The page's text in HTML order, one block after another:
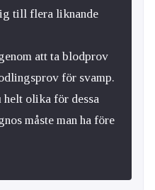
till flera liknande
att ta blodprov
för svamp.
olika för dessa
måste man ha före